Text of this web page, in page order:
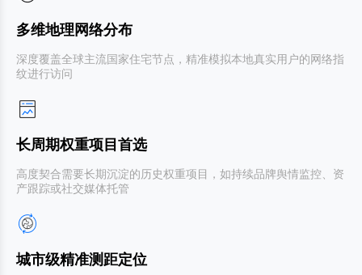
多维地理网络分布
深度覆盖全球主流国家住宅节点，精准模拟本地真实用户的网络指
纹进行访问
长周期权重项目首选
高度契合需要长期沉淀的历史权重项目，如持续品牌舆情监控、资
产跟踪或社交媒体托管
城市级精准测距定位